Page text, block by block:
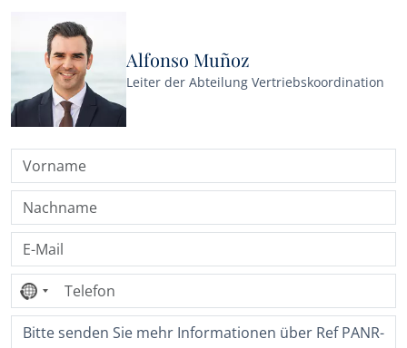
Alfonso Muñoz
Leiter der Abteilung Vertriebskoordination
Kein
Land
ausgewählt